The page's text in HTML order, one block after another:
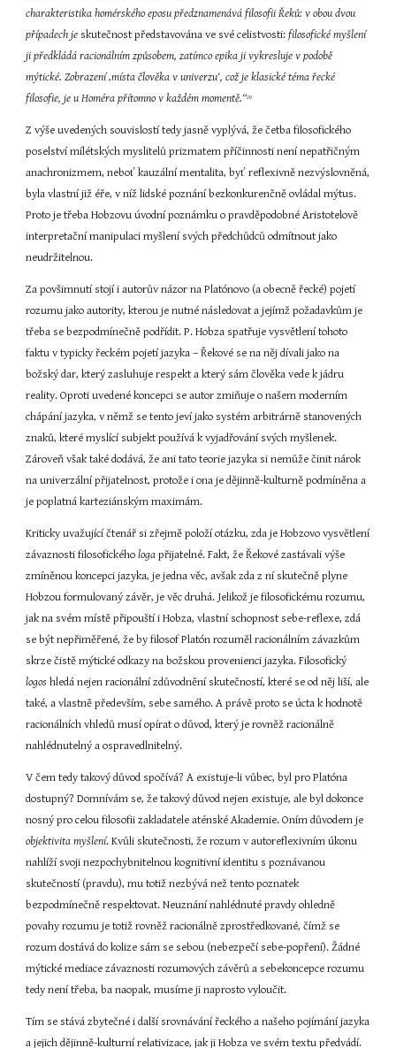
charakteristika homérského eposu předznamenává filosofii Řeků: v obou dvou
případech je skutečnost představována ve své celistvosti: filosofické myšlení
ji předkládá racionálním způsobem, zatímco epika ji vykresluje v podobě
mýtické. Zobrazení ‚místa člověka v univerzu‘, což je klasické téma řecké
filosofie, je u Homéra přítomno v každém momentě.“20
Z výše uvedených souvislostí tedy jasně vyplývá, že četba filosofického
poselství mílétských myslitelů prizmatem příčinnosti není nepatřičným
anachronizmem, neboť kauzální mentalita, byť reflexivně nezvýslovněná,
byla vlastní již éře, v níž lidské poznání bezkonkurenčně ovládal mýtus.
Proto je třeba Hobzovu úvodní poznámku o pravděpodobné Aristotelově
interpretační manipulaci myšlení svých předchůdců odmítnout jako
neudržitelnou.
Za povšimnutí stojí i autorův názor na Platónovo (a obecně řecké) pojetí
rozumu jako autority, kterou je nutné následovat a jejímž požadavkům je
třeba se bezpodmínečně podřídit. P. Hobza spatřuje vysvětlení tohoto
faktu v typicky řeckém pojetí jazyka – Řekové se na něj dívali jako na
božský dar, který zasluhuje respekt a který sám člověka vede k jádru
reality. Oproti uvedené koncepci se autor zmiňuje o našem moderním
chápání jazyka, v němž se tento jeví jako systém arbitrárně stanovených
znaků, které myslící subjekt používá k vyjadřování svých myšlenek.
Zároveň však také dodává, že ani tato teorie jazyka si nemůže činit nárok
na univerzální přijatelnost, protože i ona je dějinně-kulturně podmíněna a
je poplatná karteziánským maximám.
Kriticky uvažující čtenář si zřejmě položí otázku, zda je Hobzovo vysvětlení
závaznosti filosofického loga přijatelné. Fakt, že Řekové zastávali výše
zmíněnou koncepci jazyka, je jedna věc, avšak zda z ní skutečně plyne
Hobzou formulovaný závěr, je věc druhá. Jelikož je filosofickému rozumu,
jak na svém místě připouští i Hobza, vlastní schopnost sebe-reflexe, zdá
se být nepřiměřené, že by filosof Platón rozuměl racionálním závazkům
logos hledá nejen racionální zdůvodnění skutečností, které se od něj liší, ale
také, a vlastně především, sebe samého. A právě proto se úcta k hodnotě
racionálních vhledů musí opírat o důvod, který je rovněž racionálně
nahlédnutelný a ospravedlnitelný.
V čem tedy takový důvod spočívá? A existuje-li vůbec, byl pro Platóna
dostupný? Domnívám se, že takový důvod nejen existuje, ale byl dokonce
objektivita myšlení. Kvůli skutečnosti, že rozum v autoreflexivním úkonu
nahlíží svoji nezpochybnitelnou kognitivní identitu s poznávanou
skutečností (pravdu), mu totiž nezbývá než tento poznatek
bezpodmínečně respektovat. Neuznání nahlédnuté pravdy ohledně
povahy rozumu je totiž rovněž racionálně zprostředkované, čímž se
rozum dostává do kolize sám se sebou (nebezpečí sebe-popření). Žádné
mýtické mediace závaznosti rozumových závěrů a sebekoncepce rozumu
tedy není třeba, ba naopak, musíme ji naprosto vyloučit.
Tím se stává zbytečné i další srovnávání řeckého a našeho pojímání jazyka
a jejich dějinně-kulturní relativizace, jak ji Hobza ve svém textu předvádí.